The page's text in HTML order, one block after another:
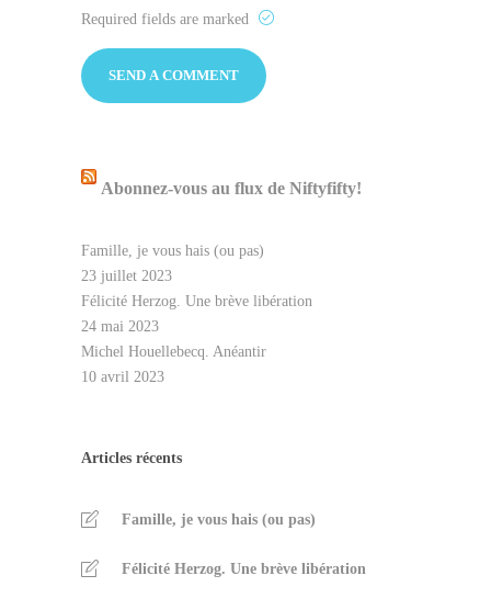
Required fields are marked
Abonnez-vous au flux de Niftyfifty!
Famille, je vous hais (ou pas)
23 juillet 2023
Félicité Herzog. Une brève libération
24 mai 2023
Michel Houellebecq. Anéantir
10 avril 2023
Articles récents
Famille, je vous hais (ou pas)
Félicité Herzog. Une brève libération